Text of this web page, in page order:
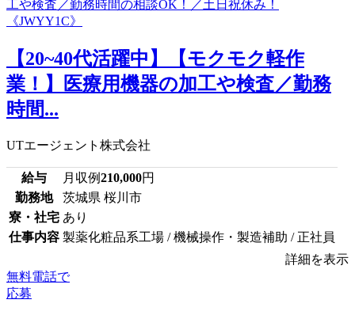
【20~40代活躍中】【モクモク軽作
業！】医療用機器の加工や検査／勤務
時間...
UTエージェント株式会社
給与 月収例210,000円
勤務地
茨城県 桜川市
寮・社宅 あり
仕事内容 製薬化粧品系工場 / 機械操作・製造補助 / 正社員
詳細を表示
無料電話で
応募